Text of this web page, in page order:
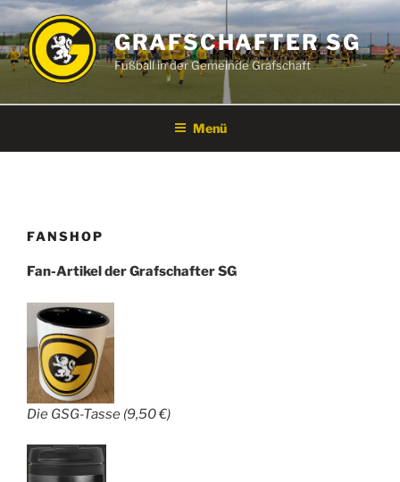
Zum
Inhalt
springen
GRAFSCHAFTER SG
Fußball in der Gemeinde Grafschaft
Menü
FANSHOP
Fan-Artikel der Grafschafter SG
Die GSG-Tasse (9,50 €)